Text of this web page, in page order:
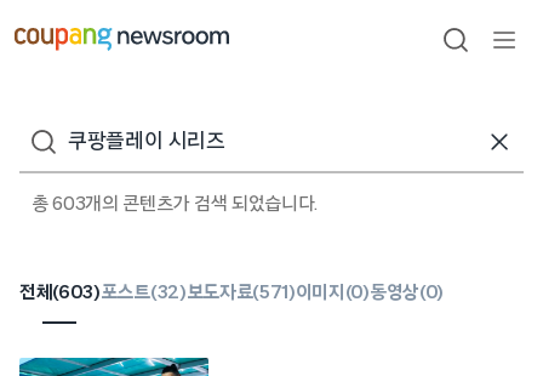
건너뛰기
검색
검색어
총 603개의 콘텐츠가 검색 되었습니다.
전체(603)포스트(32)보도자료(571)이미지(0)동영상(0)